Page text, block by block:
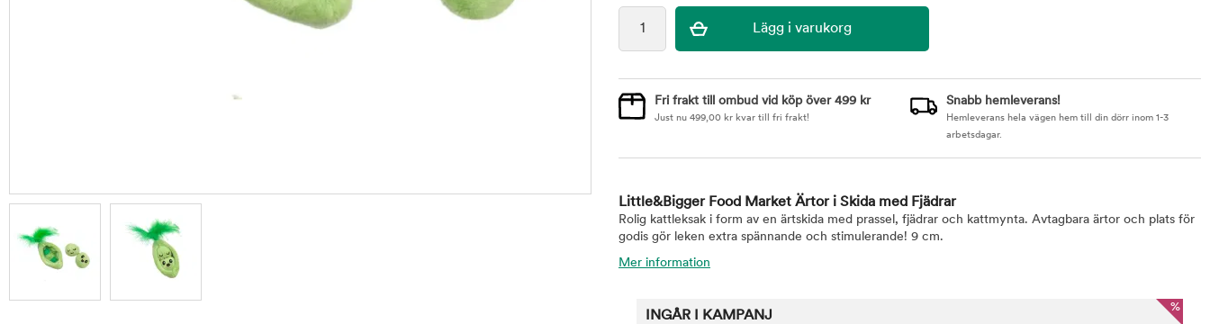
Fri frakt till ombud vid köp över 499 kr
Just nu 499,00 kr kvar till fri frakt!
Snabb hemleverans!
Hemleverans hela vägen hem till din dörr inom 1-3
arbetsdagar.
Little&Bigger Food Market Ärtor i Skida med Fjädrar
Rolig kattleksak i form av en ärtskida med prassel, fjädrar och kattmynta. Avtagbara ärtor och plats för
godis gör leken extra spännande och stimulerande! 9 cm.
Mer information
%
INGÅR I KAMPANJ